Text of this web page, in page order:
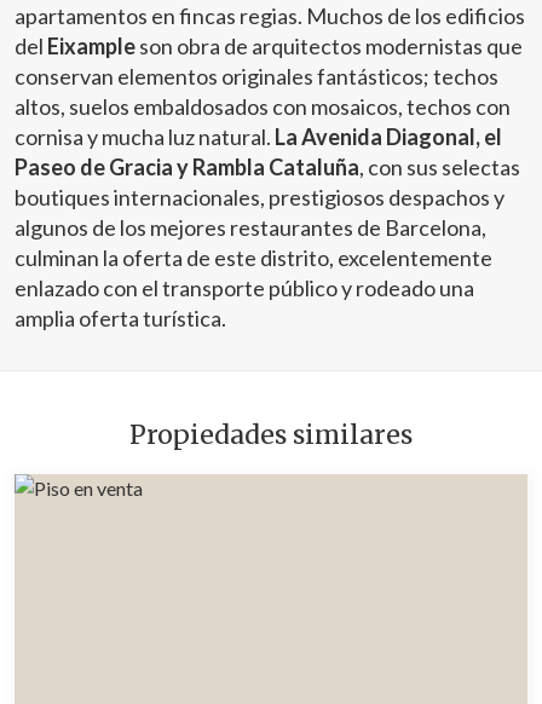
apartamentos en fincas regias. Muchos de los edificios
del Eixampleson obra de arquitectos modernistas que
conservan elementos originales fantásticos; techos
altos, suelos embaldosados con mosaicos, techos con
cornisa y mucha luz natural. La Avenida Diagonal, el
Paseo de Gracia y Rambla Cataluña, con sus selectas
boutiques internacionales, prestigiosos despachos y
algunos de los mejores restaurantes de Barcelona,
culminan la oferta de este distrito, excelentemente
enlazado con el transporte público y rodeado una
amplia oferta turística.
Propiedades similares